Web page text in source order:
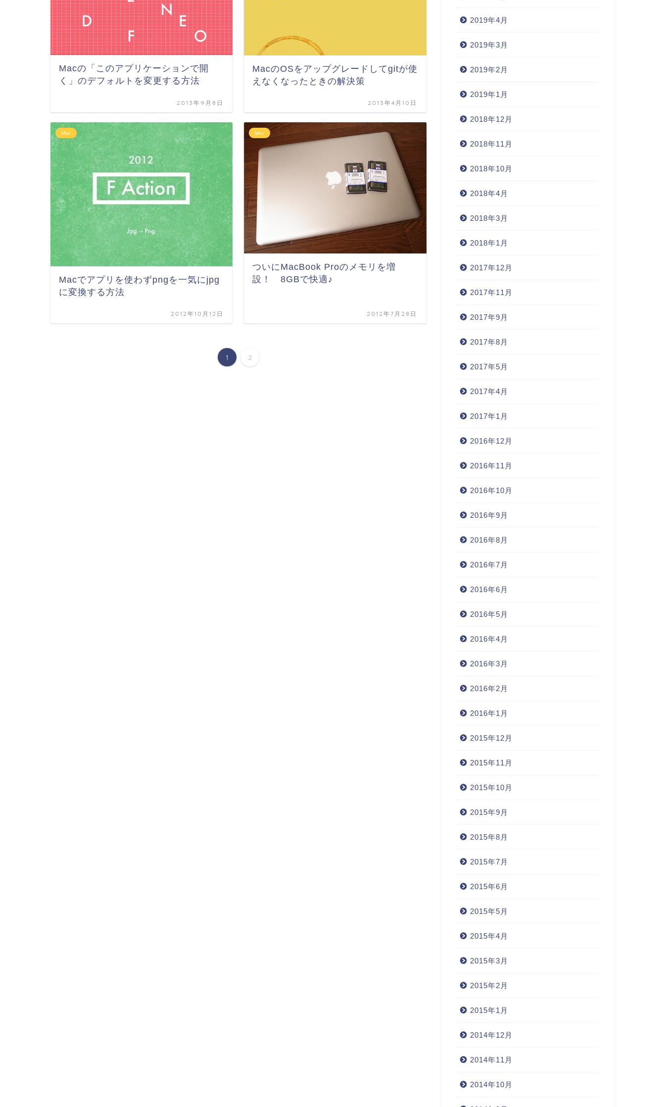
Macの「このアプリケーションで開
く」のデフォルトを変更する方法
2013年9月8日
MacのOSをアップグレードしてgitが使
えなくなったときの解決策
2013年4月10日
Mac
Macでアプリを使わずpngを一気にjpg
に変換する方法
2012年10月12日
Mac
ついにMacBook Proのメモリを増
設！ 8GBで快適♪
2012年7月28日
1 2
2019年4月
2019年3月
2019年2月
2019年1月
2018年12月
2018年11月
2018年10月
2018年4月
2018年3月
2018年1月
2017年12月
2017年11月
2017年9月
2017年8月
2017年5月
2017年4月
2017年1月
2016年12月
2016年11月
2016年10月
2016年9月
2016年8月
2016年7月
2016年6月
2016年5月
2016年4月
2016年3月
2016年2月
2016年1月
2015年12月
2015年11月
2015年10月
2015年9月
2015年8月
2015年7月
2015年6月
2015年5月
2015年4月
2015年3月
2015年2月
2015年1月
2014年12月
2014年11月
2014年10月